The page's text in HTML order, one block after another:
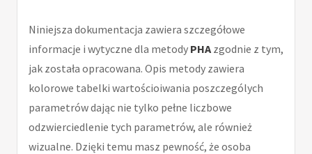
Niniejsza dokumentacja zawiera szczegółowe
informacje i wytyczne dla metody PHA zgodnie z tym,
jak została opracowana. Opis metody zawiera
kolorowe tabelki wartościoiwania poszczególych
parametrów dając nie tylko pełne liczbowe
odzwierciedlenie tych parametrów, ale również
wizualne. Dzięki temu masz pewność, że osoba